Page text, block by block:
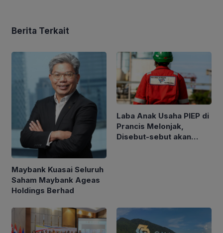
Berita Terkait
Maybank Kuasai Seluruh
Saham Maybank Ageas
Holdings Berhad
Laba Anak Usaha PIEP di
Prancis Melonjak,
Disebut-sebut akan